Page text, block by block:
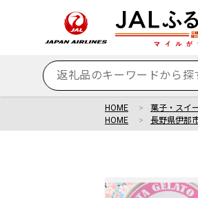
HOME 菓子・スイ
HOME
長野県伊那